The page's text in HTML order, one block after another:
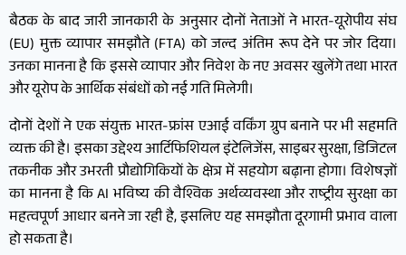
बैठक के बाद जारी जानकारी के अनुसार दोनों नेताओं ने भारत-यूरोपीय संघ
(EU) मुक्त व्यापार समझौते (FTA) को जल्द अंतिम रूप देने पर जोर दिया।
उनका मानना है कि इससे व्यापार और निवेश के नए अवसर खुलेंगे तथा भारत
और यूरोप के आर्थिक संबंधों को नई गति मिलेगी।
दोनों देशों ने एक संयुक्त भारत-फ्रांस एआई वर्किंग ग्रुप बनाने पर भी सहमति
व्यक्त की है। इसका उद्देश्य आर्टिफिशियल इंटेलिजेंस, साइबर सुरक्षा, डिजिटल
तकनीक और उभरती प्रौद्योगिकियों के क्षेत्र में सहयोग बढ़ाना होगा। विशेषज्ञों
का मानना है कि AI भविष्य की वैश्विक अर्थव्यवस्था और राष्ट्रीय सुरक्षा का
महत्वपूर्ण आधार बनने जा रही है, इसलिए यह समझौता दूरगामी प्रभाव वाला
हो सकता है।